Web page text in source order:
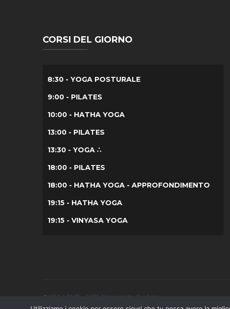
CORSI DEL GIORNO
8:30 - YOGA POSTURALE
9:00 - PILATES
10:00 - HATHA YOGA
13:00 - PILATES
13:30 - YOGA ∴
18:00 - PILATES
18:00 - HATHA YOGA - APPROFONDIMENTO
19:15 - HATHA YOGA
19:15 - VINYASA YOGA
©YOGATIME - 2018 Powered by TurApp